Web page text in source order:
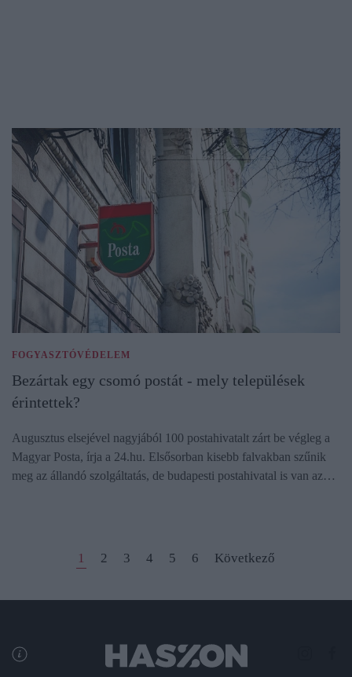
FOGYASZTÓVÉDELEM
Bezártak egy csomó postát - mely települések
érintettek?
Augusztus elsejével nagyjából 100 postahivatalt zárt be végleg a
Magyar Posta, írja a 24.hu. Elsősorban kisebb falvakban szűnik
meg az állandó szolgáltatás, de budapesti postahivatal is van az…
1 2 3 4 5 6 Következő